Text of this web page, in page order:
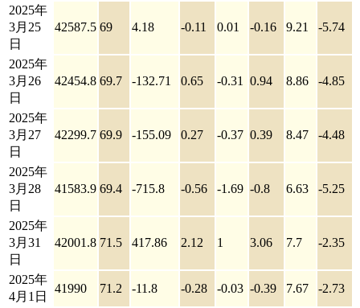
2025年
3月25
日
42587.5 69 4.18 -0.11 0.01 -0.16 9.21 -5.74
2025年
3月26
日
42454.8 69.7 -132.71 0.65 -0.31 0.94 8.86 -4.85
2025年
3月27
日
42299.7 69.9 -155.09 0.27 -0.37 0.39 8.47 -4.48
2025年
3月28
日
41583.9 69.4 -715.8 -0.56 -1.69 -0.8 6.63 -5.25
2025年
3月31
日
42001.8 71.5 417.86 2.12 1 3.06 7.7 -2.35
2025年
4月1日
41990 71.2 -11.8 -0.28 -0.03 -0.39 7.67 -2.73